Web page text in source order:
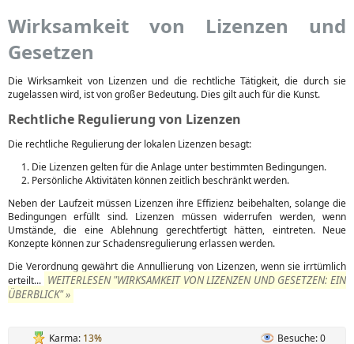
Wirksamkeit von Lizenzen und
Gesetzen
Die Wirksamkeit von Lizenzen und die rechtliche Tätigkeit, die durch sie
zugelassen wird, ist von großer Bedeutung. Dies gilt auch für die Kunst.
Rechtliche Regulierung von Lizenzen
Die rechtliche Regulierung der lokalen Lizenzen besagt:
Die Lizenzen gelten für die Anlage unter bestimmten Bedingungen.
Persönliche Aktivitäten können zeitlich beschränkt werden.
Neben der Laufzeit müssen Lizenzen ihre Effizienz beibehalten, solange die
Bedingungen erfüllt sind. Lizenzen müssen widerrufen werden, wenn
Umstände, die eine Ablehnung gerechtfertigt hätten, eintreten. Neue
Konzepte können zur Schadensregulierung erlassen werden.
Die Verordnung gewährt die Annullierung von Lizenzen, wenn sie irrtümlich
erteilt... WEITERLESEN "WIRKSAMKEIT VON LIZENZEN UND GESETZEN: EIN
ÜBERBLICK" »
Karma: 13% Besuche: 0